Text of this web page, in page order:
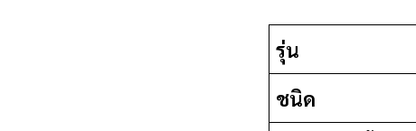
รุ่น
ชนิด